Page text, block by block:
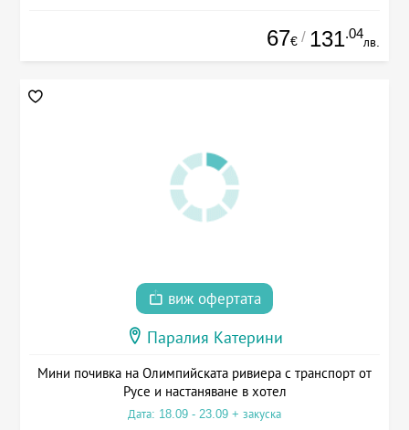
67€ / 131.04
лв.
виж офертата
Паралия Катерини
Мини почивка на Олимпийската ривиера с транспорт от
Русе и настаняване в хотел
Дата: 18.09 - 23.09 + закуска